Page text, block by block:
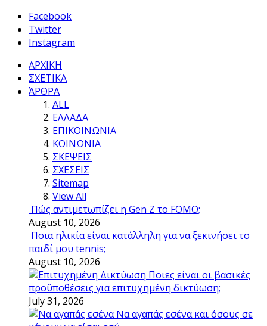
Facebook
Twitter
Instagram
ΑΡΧΙΚΗ
ΣΧΕΤΙΚΑ
ΆΡΘΡΑ
ALL
ΕΛΛΑΔΑ
ΕΠΙΚΟΙΝΩΝΙΑ
ΚΟΙΝΩΝΙΑ
ΣΚΕΨΕΙΣ
ΣΧΕΣΕΙΣ
Sitemap
View All
Πώς αντιμετωπίζει η Gen Z το FOMO;
August 10, 2026
Ποια ηλικία είναι κατάλληλη για να ξεκινήσει το
παιδί μου tennis;
August 10, 2026
Ποιες είναι οι βασικές
προϋποθέσεις για επιτυχημένη δικτύωση;
July 31, 2026
Να αγαπάς εσένα και όσους σε